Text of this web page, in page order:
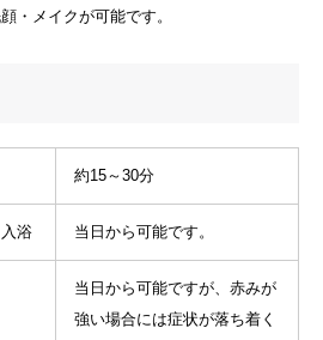
・メイクが可能です。
約15～30分
浴 当日から可能です。
当日から可能ですが、赤みが
強い場合には症状が落ち着く